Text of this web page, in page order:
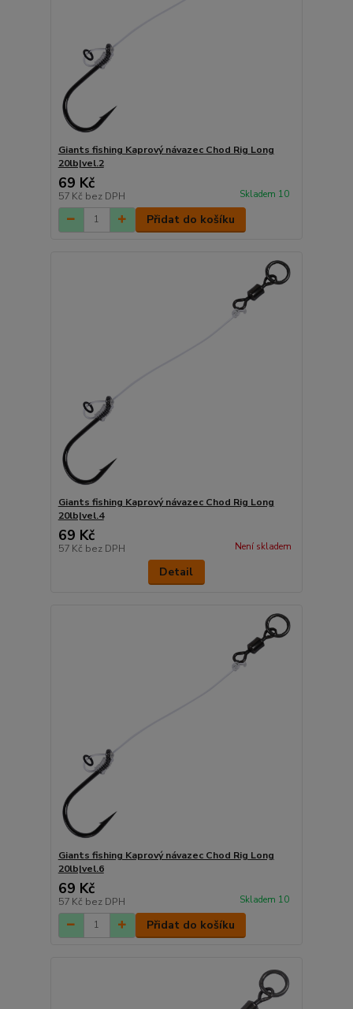
Giants fishing Kaprový návazec Chod Rig Long
20lb|vel.2
69 Kč
57 Kč bez DPH Skladem 10
Přidat do košíku
Giants fishing Kaprový návazec Chod Rig Long
20lb|vel.4
69 Kč
57 Kč bez DPH Není skladem
Detail
Giants fishing Kaprový návazec Chod Rig Long
20lb|vel.6
69 Kč
57 Kč bez DPH Skladem 10
Přidat do košíku